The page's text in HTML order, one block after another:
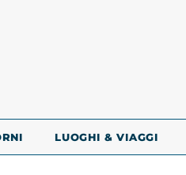
LUOGHI & VIAGGI